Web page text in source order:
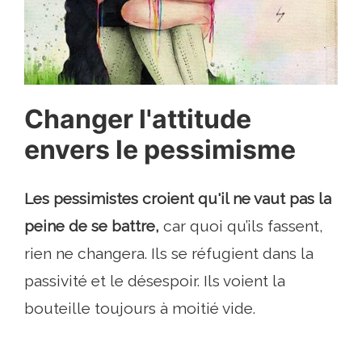
Changer l'attitude
envers le pessimisme
Les pessimistes croient qu'il ne vaut pas la
peine de se battre, car quoi qu’ils fassent,
rien ne changera. Ils se réfugient dans la
passivité et le désespoir. Ils voient la
bouteille toujours à moitié vide.